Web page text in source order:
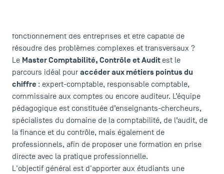
fonctionnement des entreprises et être capable de
résoudre des problèmes complexes et transversaux ?
Le Master Comptabilité, Contrôle et Audit est le
parcours idéal pour accéder aux métiers pointus du
chiffre : expert-comptable, responsable comptable,
commissaire aux comptes ou encore auditeur. L’équipe
pédagogique est constituée d’en­seignants-chercheurs,
spécialistes du domaine de la comptabilité, de l’audit, de
la finance et du contrôle, mais également de
professionnels, afin de proposer une formation en prise
directe avec la pratique professionnelle.
L'objectif général est d'apporter aux étudiants une